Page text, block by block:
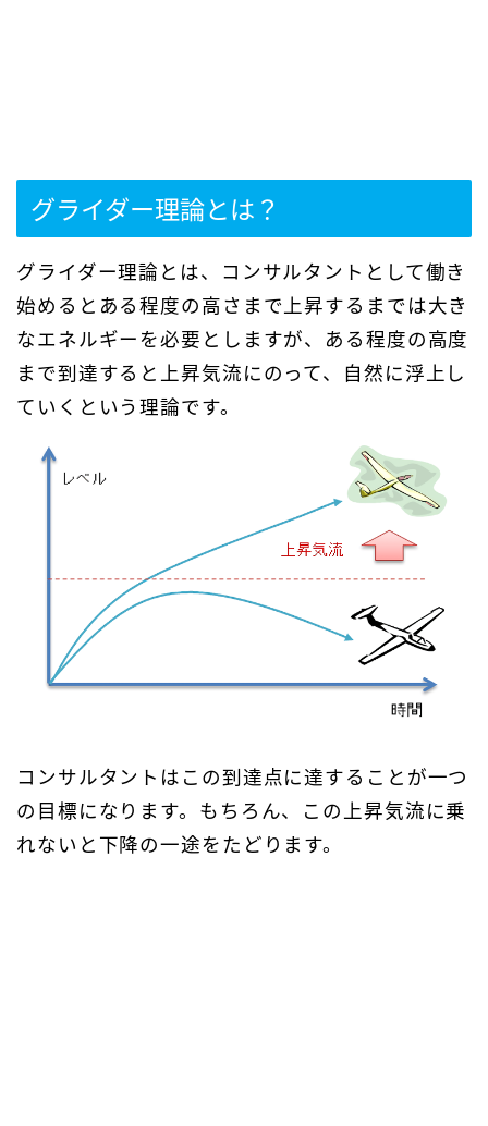
グライダー理論とは？
グライダー理論とは、コンサルタントとして働き
始めるとある程度の高さまで上昇するまでは大き
なエネルギーを必要としますが、ある程度の高度
まで到達すると上昇気流にのって、自然に浮上し
ていくという理論です。
コンサルタントはこの到達点に達することが一つ
の目標になります。もちろん、この上昇気流に乗
れないと下降の一途をたどります。